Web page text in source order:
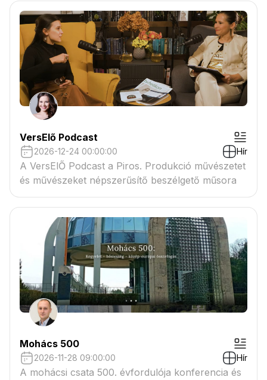
VersElő Podcast
2026-12-24 00:00:00 Hír
A VersElŐ Podcast a Piros. Produkció művészetet
és művészeket népszerűsítő beszélgető műsora
Mohács 500
2026-11-28 09:00:00 Hír
A mohácsi csata 500. évfordulója konferencia és